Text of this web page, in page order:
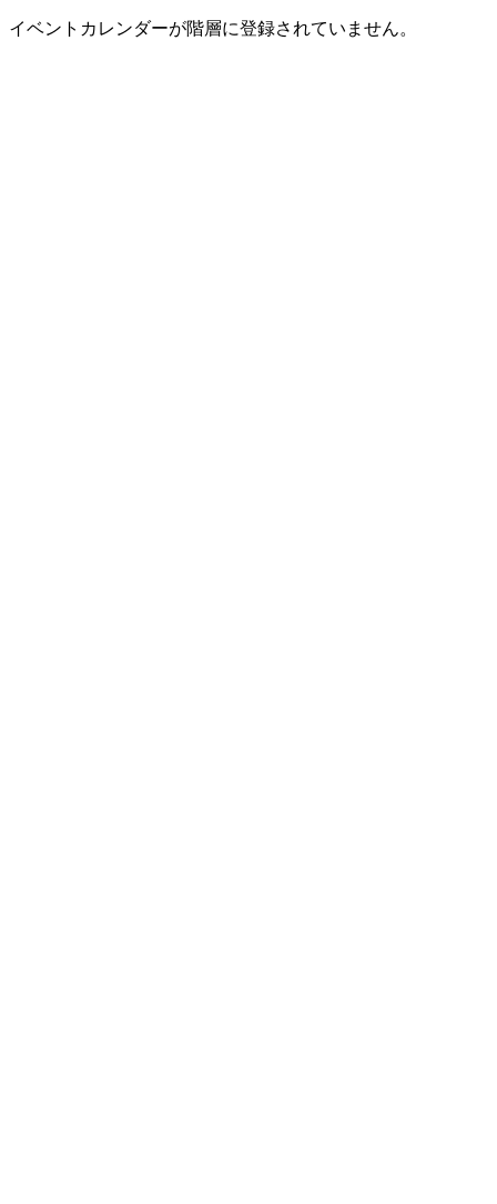
イベントカレンダーが階層に登録されていません。